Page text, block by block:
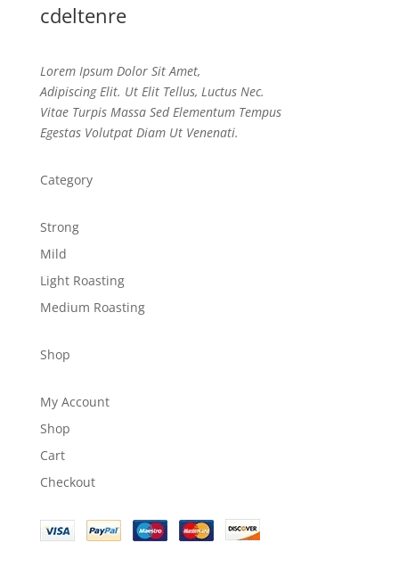
cdeltenre
Lorem Ipsum Dolor Sit Amet,
Adipiscing Elit. Ut Elit Tellus, Luctus Nec.
Vitae Turpis Massa Sed Elementum Tempus
Egestas Volutpat Diam Ut Venenati.
Category
Strong
Mild
Light Roasting
Medium Roasting
Shop
My Account
Shop
Cart
Checkout